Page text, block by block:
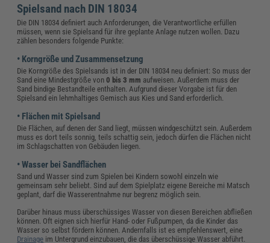
Spielsand nach DIN 18034
Die DIN 18034 definiert auch Anforderungen, die Verantwortliche erfüllen
müssen, wenn sie Spielsand für ihre geplante Anlage nutzen wollen. Dazu
zählen besonders folgende Punkte:
• Korngröße und Zusammensetzung
Die Korngröße des Spielsands ist in der DIN 18034 neu definiert: So muss der
Sand eine Mindestgröße von0 bis 3 mm aufweisen. Außerdem muss der
Sand bindige Bestandteile enthalten. Aufgrund dieser Vorgabe ist für den
Spielsand ein lehmhaltiges Gemisch aus Kies und Sand erforderlich.
• Flächen mit Spielsand
Die Flächen, auf denen der Sand liegt, müssen windgeschützt sein. Außerdem
muss es dort teils sonnig, teils schattig sein, jedoch dürfen die Flächen nicht
im Schlagschatten von Gebäuden liegen.
• Wasser bei Sandflächen
Sand und Wasser sind zum Spielen bei Kindern sowohl einzeln wie
gemeinsam sehr beliebt. Sind auf dem Spielplatz eigene Bereiche mi Matsch
geplant, darf die Wasserentnahme nur begrenz möglich sein.
Darüber hinaus muss überschüssiges Wasser von diesen Bereichen abfließen
können. Oft eignen sich hierfür Hand- oder Fußpumpen, da die Kinder das
Wasser so selbst fördern können. Andernfalls ist es empfehlenswert, eine
Drainage im Untergrund einzubauen, die das überschüssige Wasser abführt.